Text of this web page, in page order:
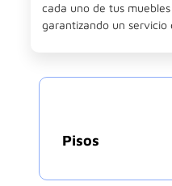
cada uno de tus
garantizando un
Pisos